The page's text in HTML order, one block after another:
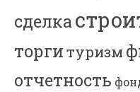
сделка
торгитуризм
отчетность